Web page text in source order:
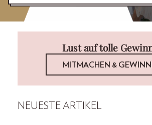
Lust auf tolle
MITMACHEN &
NEUESTE ARTIKEL